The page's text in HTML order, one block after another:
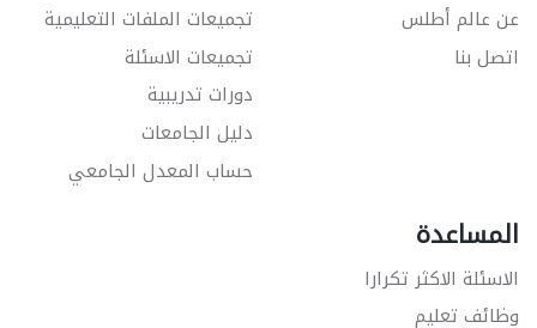
عن عالم أطلس
اتصل بنا
تجميعات الملفات التعليمية
تجميعات الاسئلة
دورات تدريبية
دليل الجامعات
حساب المعدل الجامعي
المساعدة
الاسئلة الاكثر تكرارا
وظائف تعليم